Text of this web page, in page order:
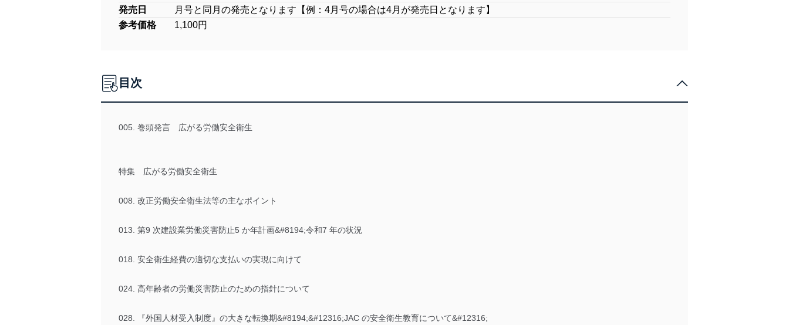
発売日
月号と同月の発売となります【例：4月号の場合は4月が発売日となります】
参考価格
1,100円
目次
005. 巻頭発言 広がる労働安全衛生
特集 広がる労働安全衛生
008. 改正労働安全衛生法等の主なポイント
013. 第9 次建設業労働災害防止5 か年計画&#8194;令和7 年の状況
018. 安全衛生経費の適切な支払いの実現に向けて
024. 高年齢者の労働災害防止のための指針について
028. 『外国人材受入制度』の大きな転換期&#8194;&#12316;JAC の安全衛生教育について&#12316;